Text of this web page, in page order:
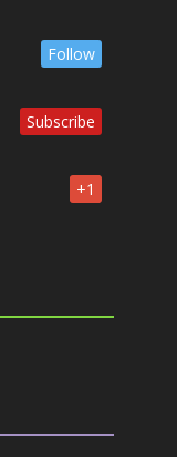
Follow
Subscribe
+1